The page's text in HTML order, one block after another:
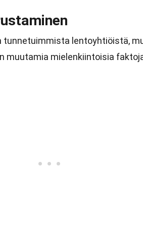
tunnetuimmista lentoyhtiöistä,
muutamia mielenkiintoisia